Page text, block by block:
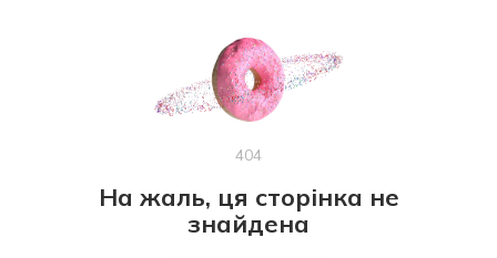
404
На жаль, ця сторінка не
знайдена